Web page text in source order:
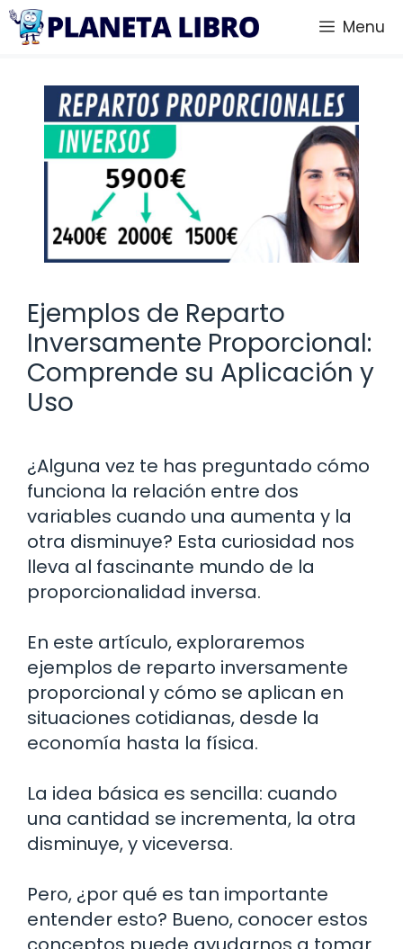
Saltar
Menu
Ejemplos de Reparto
Inversamente Proporcional:
Comprende su Aplicación y
Uso
¿Alguna vez te has preguntado cómo
funciona la relación entre dos
variables cuando una aumenta y la
otra disminuye? Esta curiosidad nos
lleva al fascinante mundo de la
proporcionalidad inversa.
En este artículo, exploraremos
ejemplos de reparto inversamente
proporcional y cómo se aplican en
situaciones cotidianas, desde la
economía hasta la física.
La idea básica es sencilla: cuando
una cantidad se incrementa, la otra
disminuye, y viceversa.
Pero, ¿por qué es tan importante
entender esto? Bueno, conocer estos